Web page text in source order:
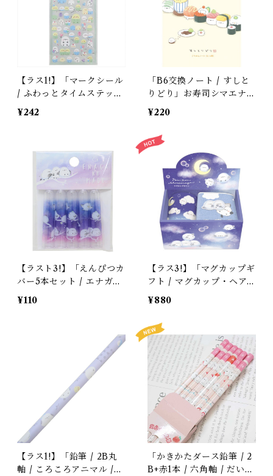
【ラス1!】「マークシール
/ ふわっとタイムステッカ
ー / ふわぴよ」シマエナ
ガ・セキセイインコのお祝
終了・在庫限り】
¥242
「B6交換ノート / すしと
りどり」お寿司シマエナガ
の交換ノート / クーリア
＊クリーム色
¥220
【ラスト3!】「えんぴつカ
バー5本セット / エナガノ
マド」シマエナガ / 透明
にふわふわパープル＆ピン
¥110
【ラス3!】「マグカップギ
フト / マグカップ・ヘア
クリップ・ミニタオル /
ポンポンシマエナガ」夜空
のシマエナガ / カミオジ
ャパン＊ブルー【生産終
了・在庫限り】
¥880
【ラス1!】「鉛筆 / 2B丸
軸 / ころころアニマル /
「かきかたダース鉛筆 / 2
B+赤1本 / 六角軸 / だいふ